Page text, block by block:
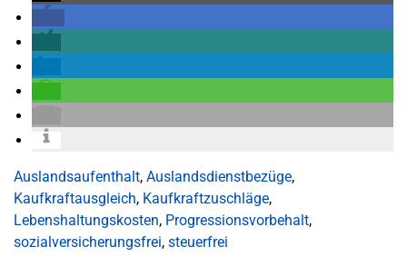
Auslandsaufenthalt, Auslandsdienstbezüge,
Kaufkraftausgleich, Kaufkraftzuschläge,
Lebenshaltungskosten, Progressionsvorbehalt,
sozialversicherungsfrei, steuerfrei